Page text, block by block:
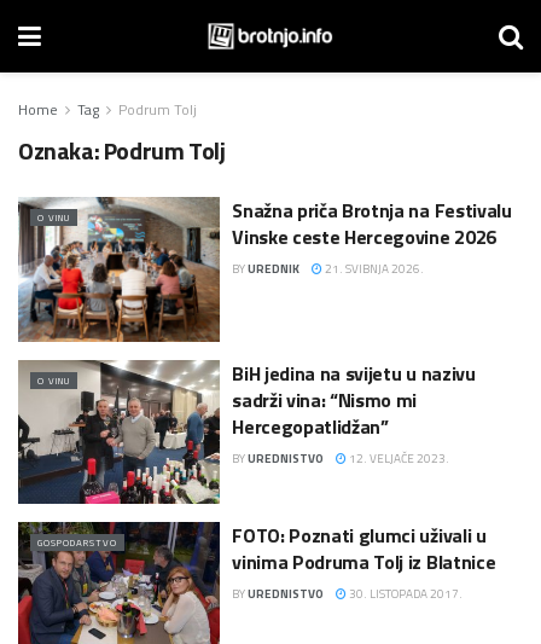
Home Tag Podrum Tolj
Oznaka:Podrum Tolj
O VINU
Snažna priča Brotnja na Festivalu
Vinske ceste Hercegovine 2026
BYUREDNIK 21. SVIBNJA 2026.
O VINU
BiH jedina na svijetu u nazivu
sadrži vina: “Nismo mi
Hercegopatlidžan”
BYUREDNISTVO 12. VELJAČE 2023.
GOSPODARSTVO
FOTO: Poznati glumci uživali u
vinima Podruma Tolj iz Blatnice
BYUREDNISTVO 30. LISTOPADA 2017.